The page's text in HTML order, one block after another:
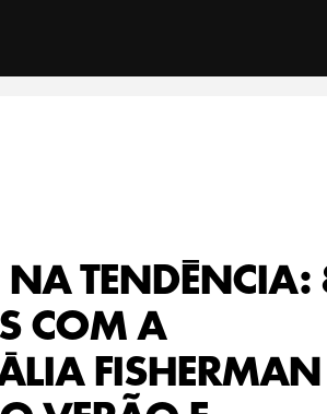
na tendência: 8 looks com a sandália
NA TENDÊNCIA:
COM A
FISHERMAN